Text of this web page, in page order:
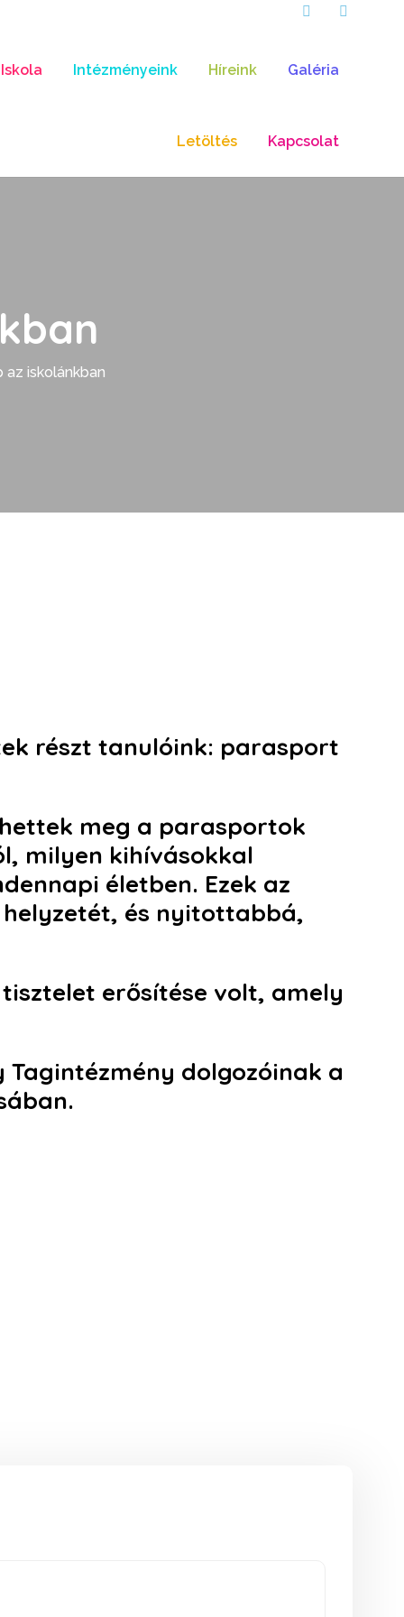
Iskola Intézményeink Híreink Galéria
Letöltés Kapcsolat
az iskolánkban
részt tanulóink: parasport
meg a parasportok
milyen kihívásokkal
életben. Ezek az
és nyitottabbá,
erősítése volt, amely
Tagintézmény dolgozóinak a